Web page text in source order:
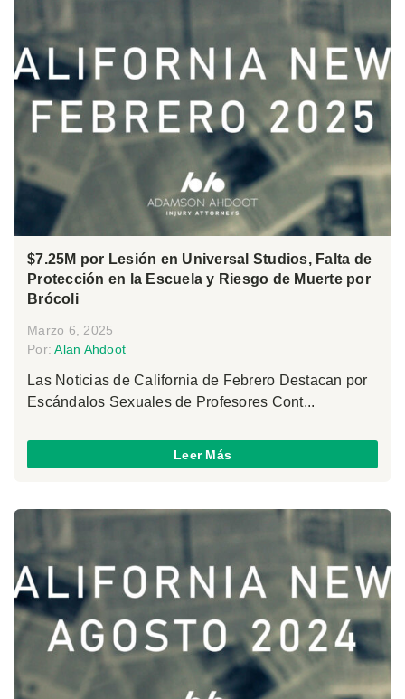
$7.25M por Lesión en Universal Studios, Falta de
Protección en la Escuela y Riesgo de Muerte por
Brócoli
Marzo 6, 2025
Por:Alan Ahdoot
Las Noticias de California de Febrero Destacan por
Escándalos Sexuales de Profesores Cont...
Leer Más